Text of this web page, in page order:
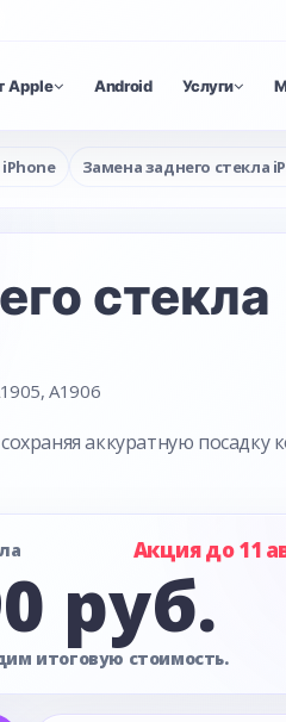
Apple Android Услуги
Замена заднего стекла
стекла
A1906
аккуратную посадку
Акция до 11
руб.
итоговую стоимость.